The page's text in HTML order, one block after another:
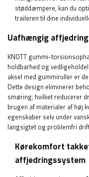
støddæmpere, kan du
traileren til dine
Uafhængig
KNOTT gummi-
holdbarhed og
aksel med gummiruller er
Dette design eliminerer
smøring, hvilket reducerer
brugen af ​​materialer af høj
egenskaber selv under
langsigtet og problemfri
Kørekomfort
affjedringssystem